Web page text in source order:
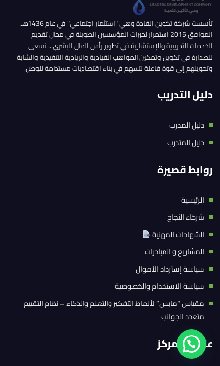
تأسست شركة تكوين القادة وهي "استثمار اجتماعي" في عام 1436هـ
الموافق 2015 استمرار لخبرات المؤسسين الطويلة في مجال تقديم
الخدمات التدريبية والإستشارية في تطوير رأس المال البشري... نسعى
للصدارة في تكوين وتمكين المواهب القيادية والريادية التنفيذية والشابة
وتحويلهم إلى قوة فاعلة لتسهم في بناء اقتصاديات مستدامة للوطن.
دليل التدريب
دليل المدرب
دليل المتدرب
روابط قصيرة
الرئيسية
شركاء النجاح
الشهادات المهنية
المشاريع و المبادرات
سياسة إسترداد الأموال
سياسة الاستخدام والخصوصية
مقياس “مابس” لأنماط التفكير والتعلم والذكاء – نظام التقييم
متعدد الجوانب
عنوان المركز